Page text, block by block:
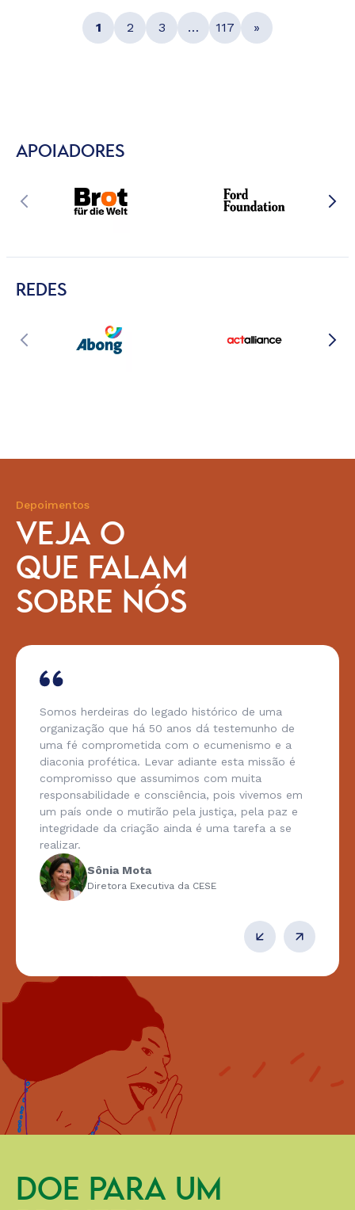
1 2 3 … 117 »
APOIADORES
REDES
Depoimentos
VEJA O
QUE FALAM
SOBRE NÓS
Somos herdeiras do legado histórico de uma
organização que há 50 anos dá testemunho de
uma fé comprometida com o ecumenismo e a
diaconia profética. Levar adiante esta missão é
compromisso que assumimos com muita
responsabilidade e consciência, pois vivemos em
um país onde o mutirão pela justiça, pela paz e
integridade da criação ainda é uma tarefa a se
realizar.
Sônia Mota
Diretora Executiva da CESE
DOE PARA UM